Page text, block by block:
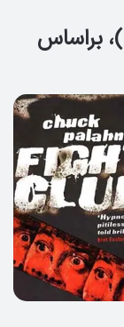
4- فیلم باشگاه مشت‌زنی (1999)، براساس